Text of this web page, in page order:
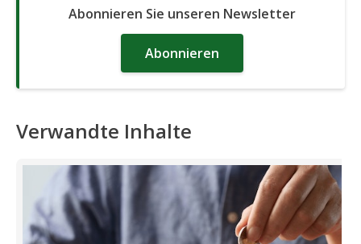
Abonnieren Sie unseren Newsletter
Abonnieren
Verwandte Inhalte